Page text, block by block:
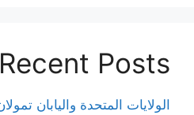
Recent Posts